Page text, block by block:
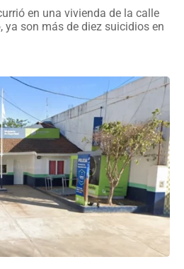
en una vivienda de la calle
ya son más de diez suicidios en